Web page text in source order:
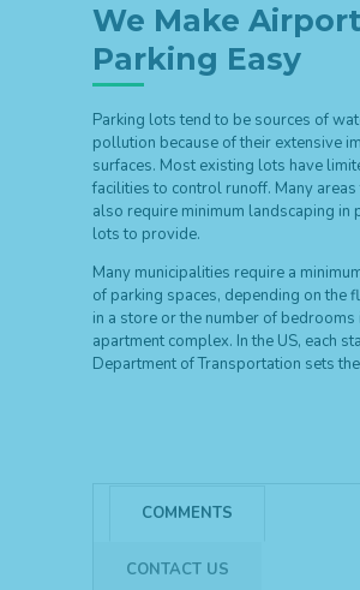
We Make Airport
Parking Easy
Parking lots tend to be sources of
pollution because of their extensive
surfaces. Most existing lots have
facilities to control runoff. Many
also require minimum landscaping in
lots to provide.
Many municipalities require a
of parking spaces, depending on the
in a store or the number of bedrooms
apartment complex. In the US, each
Department of Transportation sets
COMMENTS
CONTACT US